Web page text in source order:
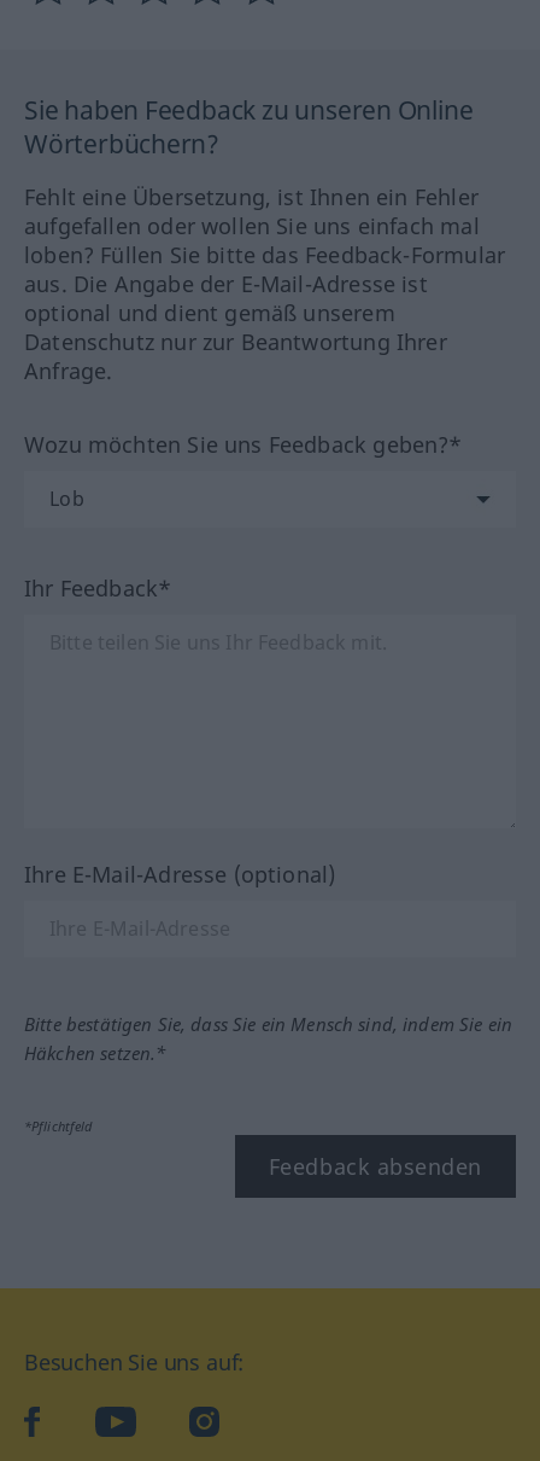
Sie haben Feedback zu unseren Online
Wörterbüchern?
Fehlt eine Übersetzung, ist Ihnen ein Fehler
aufgefallen oder wollen Sie uns einfach mal
loben? Füllen Sie bitte das Feedback-Formular
aus. Die Angabe der E-Mail-Adresse ist
optional und dient gemäß unserem
Datenschutz nur zur Beantwortung Ihrer
Anfrage.
Wozu möchten Sie uns Feedback geben?*
Ihr Feedback*
Ihre E-Mail-Adresse (optional)
Bitte bestätigen Sie, dass Sie ein Mensch sind, indem Sie ein
Häkchen setzen.*
*Pflichtfeld
Feedback absenden
Besuchen Sie uns auf:
facebookYouTube Instagram